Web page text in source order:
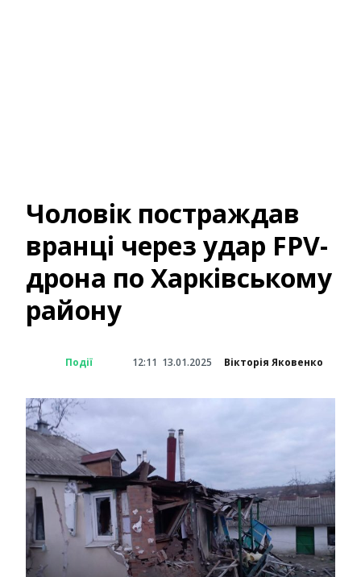
Чоловік постраждав
вранці через удар FPV-
дрона по Харківському
району
Події 12:11 13.01.2025 Вікторія Яковенко